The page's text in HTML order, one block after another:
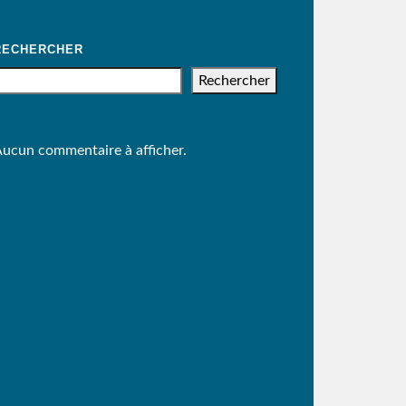
Rechercher
commentaire à afficher.